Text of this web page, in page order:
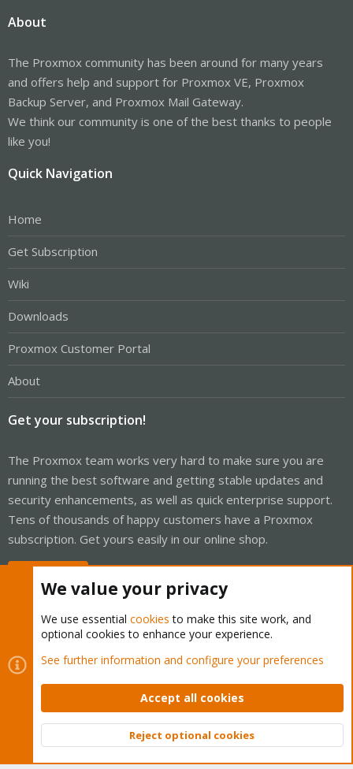
About
The Proxmox community has been around for many years
and offers help and support for Proxmox VE, Proxmox
Backup Server, and Proxmox Mail Gateway.
We think our community is one of the best thanks to people
like you!
Quick Navigation
Home
Get Subscription
Wiki
Downloads
Proxmox Customer Portal
About
Get your subscription!
The Proxmox team works very hard to make sure you are
running the best software and getting stable updates and
security enhancements, as well as quick enterprise support.
Tens of thousands of happy customers have a Proxmox
subscription. Get yours easily in our online shop.
Cookies
Proxmox Support Forum - Light Mode
Contact us
Terms and rules Privacy policy Help Home
Community platform by XenForo © 2010-2026 XenForo Ltd.
Top
We value your privacy
We use essential cookies to make this site work, and
optional cookies to enhance your experience.
See further information and configure your preferences
Accept all cookies
Reject optional cookies